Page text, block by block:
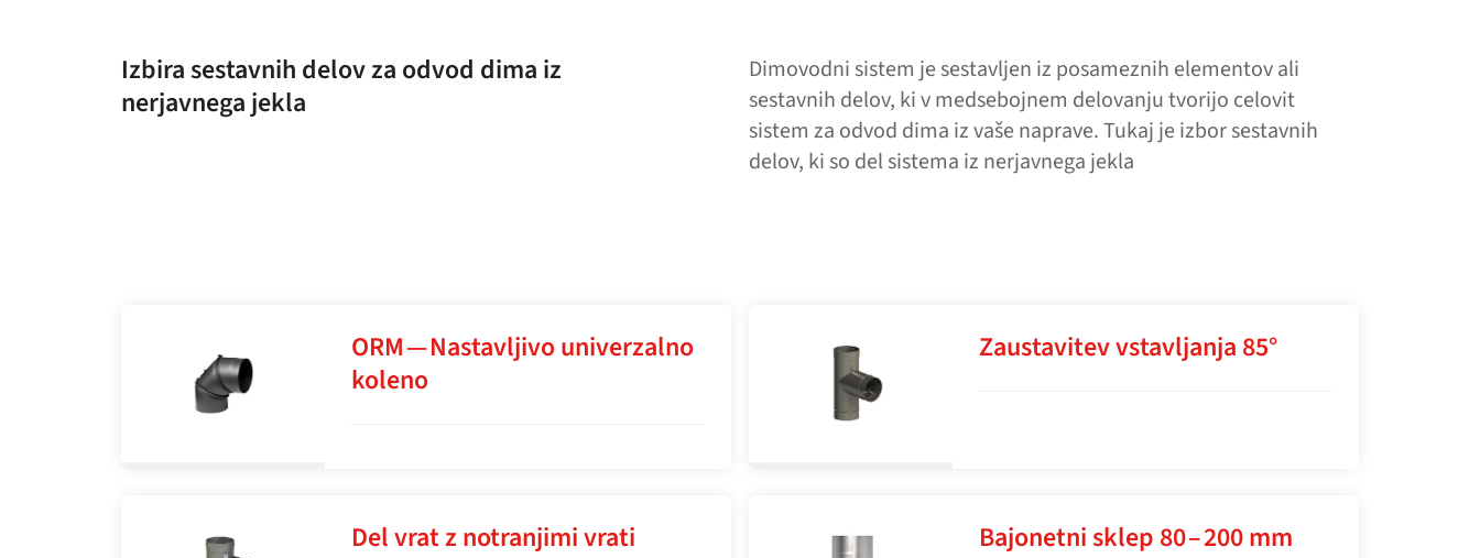
Izbira sestavnih delov za odvod dima iz
nerjavnega jekla
Dimovodni sistem je sestavljen iz posameznih elementov ali
sestavnih delov, ki v medsebojnem delovanju tvorijo celovit
sistem za odvod dima iz vaše naprave. Tukaj je izbor sestavnih
delov, ki so del sistema iz nerjavnega jekla
ORM — Nastavljivo univerzalno
koleno
Zaustavitev vstavljanja 85°
Del vrat z notranjimi vrati Bajonetni sklep 80 – 200 mm